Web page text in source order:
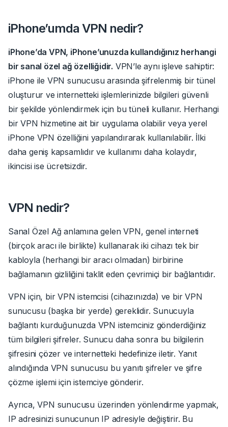
iPhone’umda VPN nedir?
iPhone’da VPN, iPhone’unuzda kullandığınız herhangi
bir sanal özel ağ özelliğidir. VPN’le aynı işleve sahiptir:
iPhone ile VPN sunucusu arasında şifrelenmiş bir tünel
oluşturur ve internetteki işlemlerinizde bilgileri güvenli
bir şekilde yönlendirmek için bu tüneli kullanır. Herhangi
bir VPN hizmetine ait bir uygulama olabilir veya yerel
iPhone VPN özelliğini yapılandırarak kullanılabilir. İlki
daha geniş kapsamlıdır ve kullanımı daha kolaydır,
ikincisi ise ücretsizdir.
VPN nedir?
Sanal Özel Ağ anlamına gelen VPN, genel interneti
(birçok aracı ile birlikte) kullanarak iki cihazı tek bir
kabloyla (herhangi bir aracı olmadan) birbirine
bağlamanın gizliliğini taklit eden çevrimiçi bir bağlantıdır.
VPN için, bir VPN istemcisi (cihazınızda) ve bir VPN
sunucusu (başka bir yerde) gereklidir. Sunucuyla
bağlantı kurduğunuzda VPN istemciniz gönderdiğiniz
tüm bilgileri şifreler. Sunucu daha sonra bu bilgilerin
şifresini çözer ve internetteki hedefinize iletir. Yanıt
alındığında VPN sunucusu bu yanıtı şifreler ve şifre
çözme işlemi için istemciye gönderir.
Ayrıca, VPN sunucusu üzerinden yönlendirme yapmak,
IP adresinizi sunucunun IP adresiyle değiştirir. Bu